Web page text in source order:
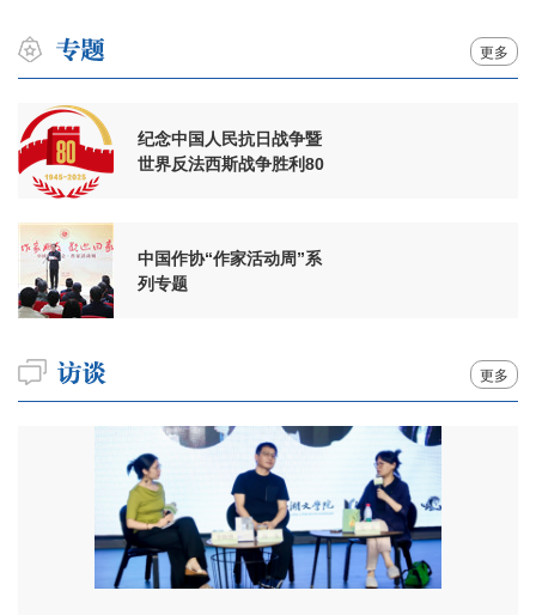
更多
纪念中国人民抗日战争暨
世界反法西斯战争胜利80
中国作协“作家活动周”系
列专题
更多